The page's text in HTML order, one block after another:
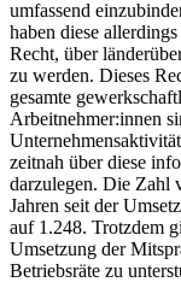
umfassend
haben diese
Recht, über
zu werden. Dieses
gesamte
Arbeitnehmer:innen
zeitnah über diese
darzulegen. Die Zahl
Jahren seit der
auf 1.248. Trotzdem
Umsetzung der
Betriebsräte zu